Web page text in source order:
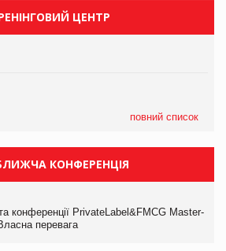
ЦЕНТР
повний список
КОНФЕРЕНЦІЯ
конференції PrivateLabel&FMCG Master-
перевага